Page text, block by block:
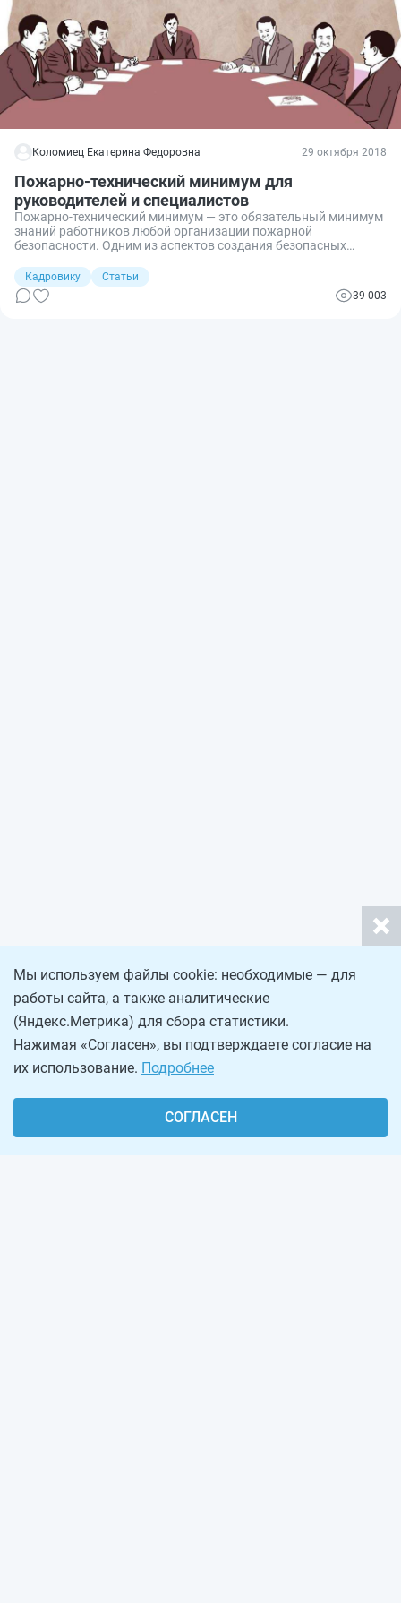
Коломиец Екатерина Федоровна 29 октября 2018
Пожарно-технический минимум для
руководителей и специалистов
Пожарно-технический минимум — это обязательный минимум
знаний работников любой организации пожарной
безопасности. Одним из аспектов создания безопасных
исключающих возникновение возгорания на предприятии. В
связи с этим законодательство возлагает на руководителей
обязанность организовывать обучение пожарно-
Кадровику
Статьи
39 003
Мы используем файлы cookie: необходимые — для
работы сайта, а также аналитические
(Яндекс.Метрика) для сбора статистики.
Нажимая «Согласен», вы подтверждаете согласие на
их использование. Подробнее
СОГЛАСЕН